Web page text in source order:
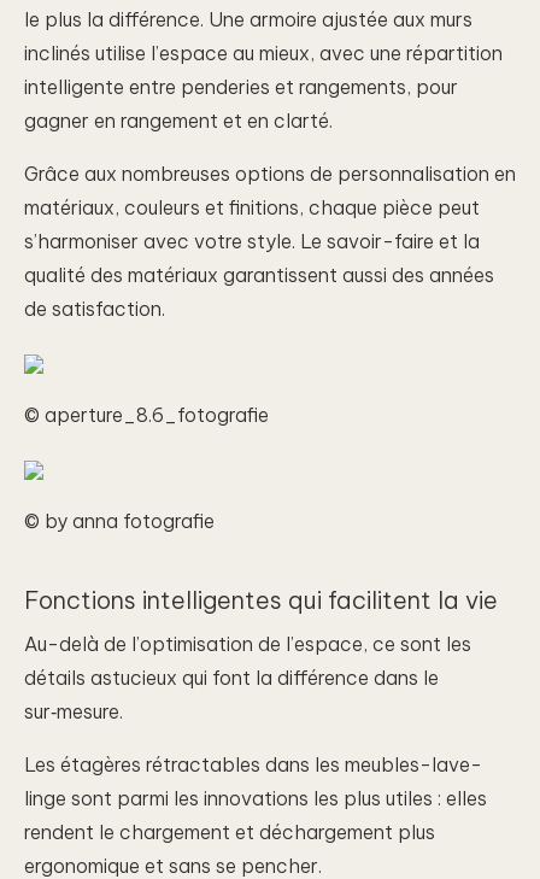
le plus la différence. Une armoire ajustée aux murs
inclinés utilise l’espace au mieux, avec une répartition
intelligente entre penderies et rangements, pour
gagner en rangement et en clarté.
Grâce aux nombreuses options de personnalisation en
matériaux, couleurs et finitions, chaque pièce peut
s’harmoniser avec votre style. Le savoir-faire et la
qualité des matériaux garantissent aussi des années
de satisfaction.
© aperture_8.6_fotografie
© by anna fotografie
Fonctions intelligentes qui facilitent la vie
Au-delà de l’optimisation de l’espace, ce sont les
détails astucieux qui font la différence dans le
sur‑mesure.
Les étagères rétractables dans les meubles-lave-
linge sont parmi les innovations les plus utiles : elles
rendent le chargement et déchargement plus
ergonomique et sans se pencher.